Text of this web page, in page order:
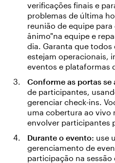
verificações finais e
problemas de última
reunião de equipe
ânimo"na equipe e
dia. Garanta que todos
estejam operacionais,
eventos e plataformas
Conforme as portas se
de participantes,
gerenciar check-ins.
uma cobertura ao vivo
envolver participantes
Durante o evento: use
gerenciamento de
participação na